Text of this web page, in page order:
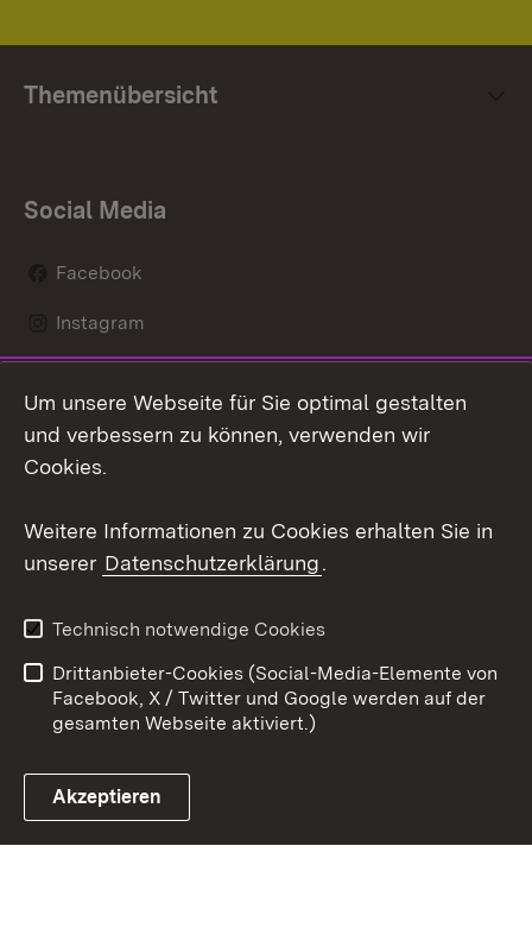
Themenübersicht
Social Media
Facebook
Instagram
Social Wall
Youtube
Link zum Landesportal
Kontakt
Datenschutz
Barrierefreiheit
Impressum Cookies
Um unsere Webseite für Sie optimal gestalten
und verbessern zu können, verwenden wir
Cookies.
Weitere Informationen zu Cookies erhalten Sie in
unserer Datenschutzerklärung.
Technisch notwendige Cookies
Drittanbieter-Cookies (Social-Media-Elemente von
Facebook, X / Twitter und Google werden auf der
gesamten Webseite aktiviert.)
Akzeptieren